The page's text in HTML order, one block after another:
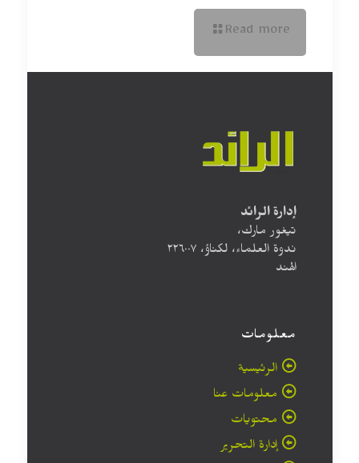
Read more
إدارة الرائد
تيغور مارك،
ندوة العلماء، لكناؤ، ۲۲٦۰۰۷
الهند
معلومات
الرئيسية
معلومات عنا
محتويات
إدارة التحرير